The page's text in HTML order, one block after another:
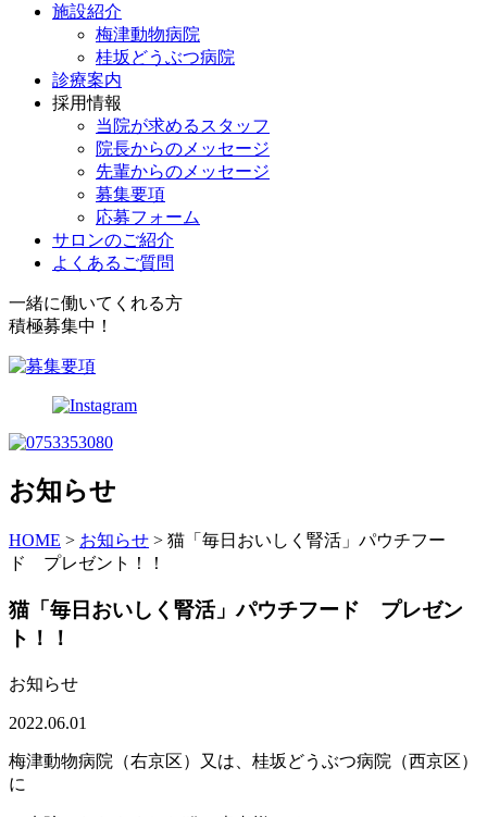
施設紹介
梅津動物病院
桂坂どうぶつ病院
診療案内
採用情報
当院が求めるスタッフ
院長からのメッセージ
先輩からのメッセージ
募集要項
応募フォーム
サロンのご紹介
よくあるご質問
一緒に働いてくれる方
積極募集中！
お知らせ
HOME > お知らせ > 猫「毎日おいしく腎活」パウチフー
ド プレゼント！！
猫「毎日おいしく腎活」パウチフード プレゼン
ト！！
お知らせ
2022.06.01
梅津動物病院（右京区）又は、桂坂どうぶつ病院（西京区）
に